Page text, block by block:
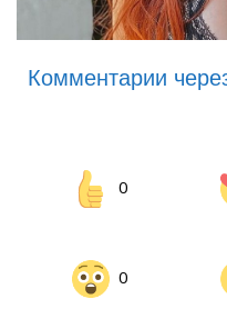
Комментарии
0
0